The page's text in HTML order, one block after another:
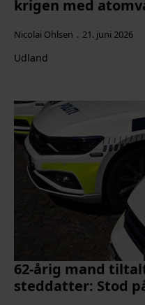
krigen med
Nicolai Ohlsen 21. juni 2026
Udland
62-årig mand
steddatter: Stod